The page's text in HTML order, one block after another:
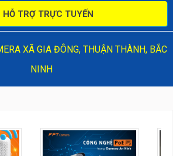
HỖ TRỢ TRỰC TUYẾN
XÃ GIA ĐÔNG, THUẬN THÀNH, BẮC
NINH